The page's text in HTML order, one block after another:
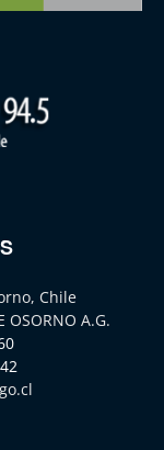
Chile
OSORNO A.G.